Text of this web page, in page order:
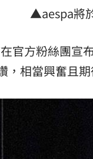
▲aespa將
官方粉絲團宣
，相當興奮且